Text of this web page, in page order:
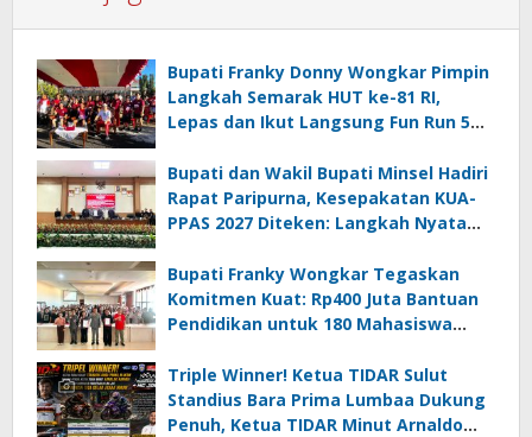
Bupati Franky Donny Wongkar Pimpin
Langkah Semarak HUT ke-81 RI,
Lepas dan Ikut Langsung Fun Run 5
Bupati dan Wakil Bupati Minsel Hadiri
Rapat Paripurna, Kesepakatan KUA-
PPAS 2027 Diteken: Langkah Nyata
Bupati Franky Wongkar Tegaskan
Komitmen Kuat: Rp400 Juta Bantuan
Pendidikan untuk 180 Mahasiswa
Triple Winner! Ketua TIDAR Sulut
Standius Bara Prima Lumbaa Dukung
Penuh, Ketua TIDAR Minut Arnaldo